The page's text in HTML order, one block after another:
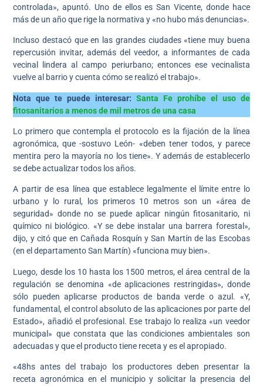
controlada», apuntó. Uno de ellos es San Vicente, donde hace
más de un año que rige la normativa y «no hubo más denuncias».
Incluso destacó que en las grandes ciudades «tiene muy buena
repercusión invitar, además del veedor, a informantes de cada
vecinal lindera al campo periurbano; entonces ese vecinalista
vuelve al barrio y cuenta cómo se realizó el trabajo».
Nota que te puede interesar: Santa Fe prohíbe el uso de
fitosanitarios a menos de mil metros de una casa
Lo primero que contempla el protocolo es la fijación de la línea
agronómica, que -sostuvo León- «deben tener todos, y parece
mentira pero la mayoría no los tiene». Y además de establecerlo
se debe actualizar todos los años.
A partir de esa línea que establece legalmente el límite entre lo
urbano y lo rural, los primeros 10 metros son un «área de
seguridad» donde no se puede aplicar ningún fitosanitario, ni
químico ni biológico. «Y se debe instalar una barrera forestal»,
dijo, y citó que en Cañada Rosquín y San Martín de las Escobas
(en el departamento San Martín) «funciona muy bien».
Luego, desde los 10 hasta los 1500 metros, el área central de la
regulación se denomina «de aplicaciones restringidas», donde
sólo pueden aplicarse productos de banda verde o azul. «Y,
fundamental, el control absoluto de las aplicaciones por parte del
Estado», añadió el profesional. Ese trabajo lo realiza «un veedor
municipal» que constata que las condiciones ambientales son
adecuadas y que el producto tiene receta y es el apropiado.
«48hs antes del trabajo los productores deben presentar la
receta agronómica en el municipio y solicitar la presencia del